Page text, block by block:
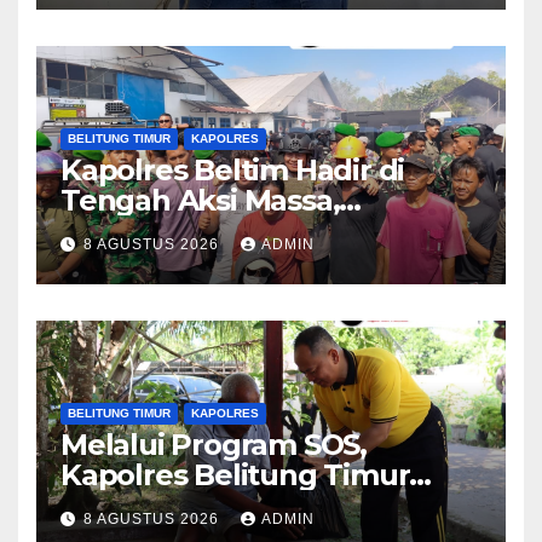
BELITUNG TIMUR KAPOLRES
Kapolres Beltim Hadir di
Tengah Aksi Massa,
Kedepankan Pendekatan
Humanis dan Jembatani
Aspirasi Masyarakat
8 AGUSTUS 2026 ADMIN
BELITUNG TIMUR KAPOLRES
Melalui Program SOS,
Kapolres Belitung Timur
Sambang Warga yang
8 AGUSTUS 2026 ADMIN